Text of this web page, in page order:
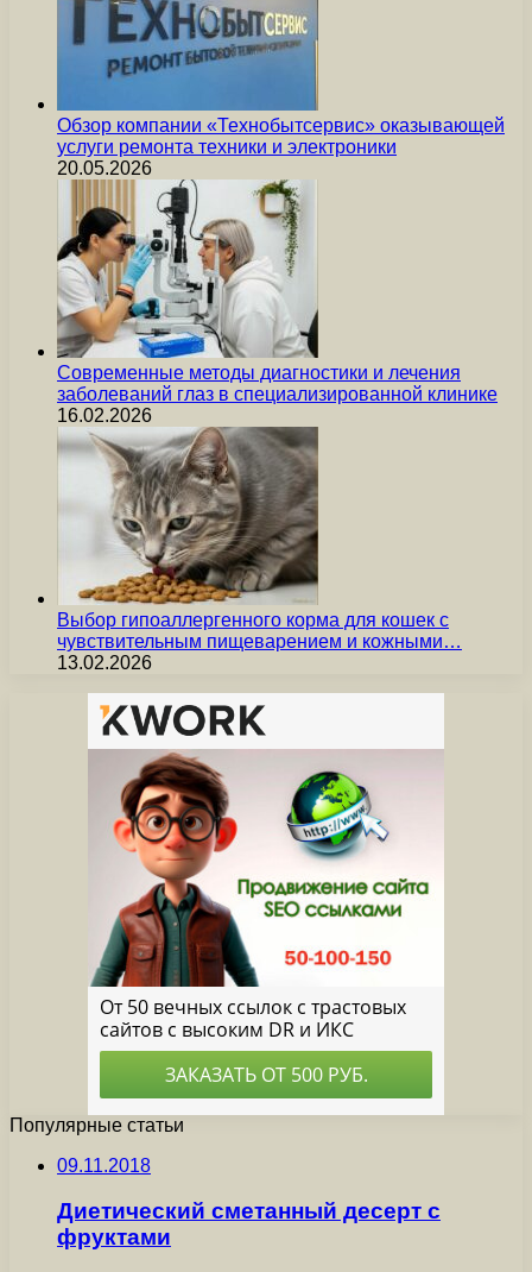
Обзор компании «Технобытсервис» оказывающей
услуги ремонта техники и электроники
20.05.2026
Современные методы диагностики и лечения
заболеваний глаз в специализированной клинике
16.02.2026
Выбор гипоаллергенного корма для кошек с
чувствительным пищеварением и кожными…
13.02.2026
Популярные статьи
09.11.2018
Диетический сметанный десерт с
фруктами